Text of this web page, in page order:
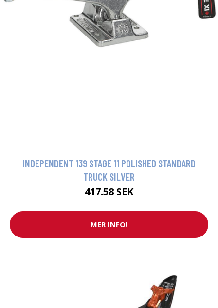
INDEPENDENT 139 STAGE 11 POLISHED STANDARD
TRUCK SILVER
417.58 SEK
MER INFO!